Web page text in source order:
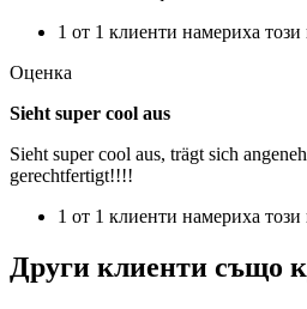
1 от 1 клиенти намериха този
Оценка
Sieht super cool aus
Sieht super cool aus, trägt sich
gerechtfertigt!!!!
1 от 1 клиенти намериха този
Други клиенти също